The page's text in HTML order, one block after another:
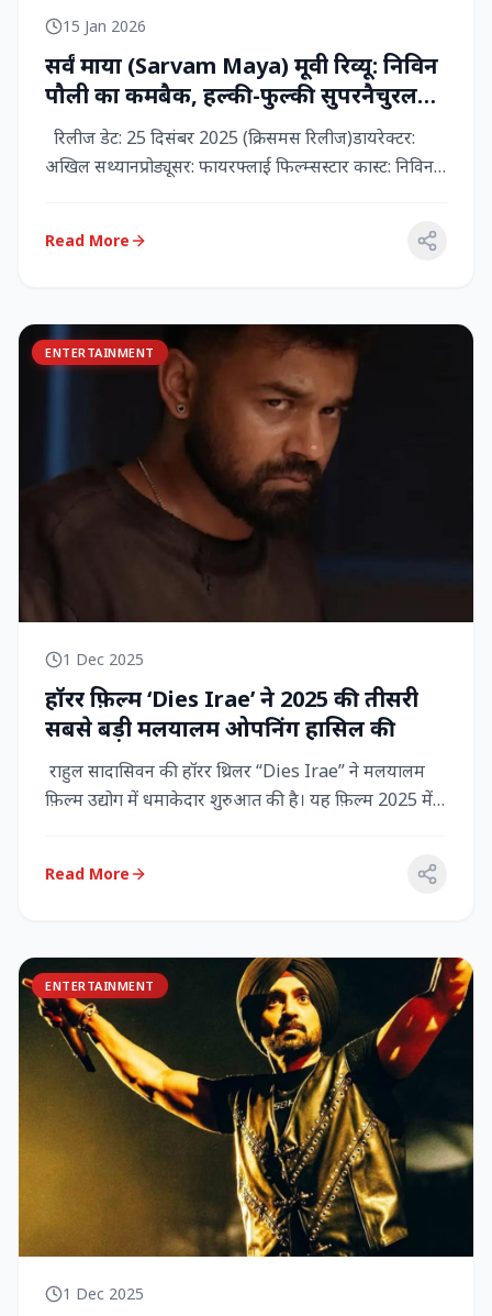
15 Jan 2026
सर्वं माया (Sarvam Maya) मूवी रिव्यू: निविन
पौली का कमबैक, हल्की-फुल्की सुपरनैचुरल
कॉमेडी जो दिल को छू जाती है
रिलीज डेट: 25 दिसंबर 2025 (क्रिसमस रिलीज)डायरेक्टर:
अखिल सथ्यानप्रोड्यूसर: फायरफ्लाई फिल्म्सस्टार कास्ट: निविन
Read More
ENTERTAINMENT
1 Dec 2025
हॉरर फ़िल्म ‘Dies Irae’ ने 2025 की तीसरी
सबसे बड़ी मलयालम ओपनिंग हासिल की
राहुल सादासिवन की हॉरर थ्रिलर “Dies Irae” ने मलयालम
फ़िल्म उद्योग में धमाकेदार शुरुआत की है। यह फ़िल्म 2025 में
Read More
ENTERTAINMENT
1 Dec 2025